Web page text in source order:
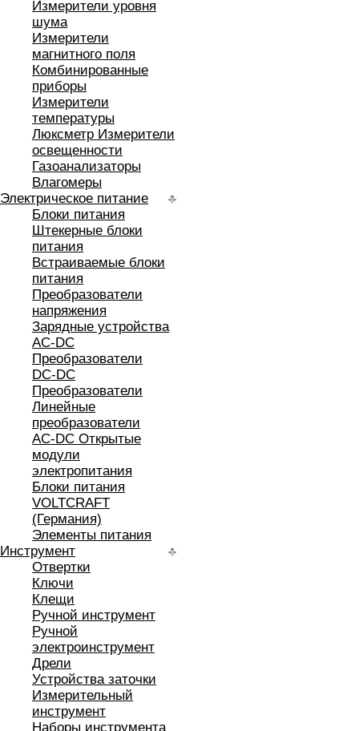
Измерители уровня
шума
Измерители
магнитного поля
Комбинированные
приборы
Измерители
температуры
Люксметр Измерители
освещенности
Газоанализаторы
Влагомеры
Электрическое питание
Блоки питания
Штекерные блоки
питания
Встраиваемые блоки
питания
Преобразователи
напряжения
Зарядные устройства
AC-DC
Преобразователи
DC-DC
Преобразователи
Линейные
преобразователи
AC-DC Открытые
модули
электропитания
Блоки питания
VOLTCRAFT
(Германия)
Элементы питания
Инструмент
Отвертки
Ключи
Клещи
Ручной инструмент
Ручной
электроинструмент
Дрели
Устройства заточки
Измерительный
инструмент
Наборы инструмента